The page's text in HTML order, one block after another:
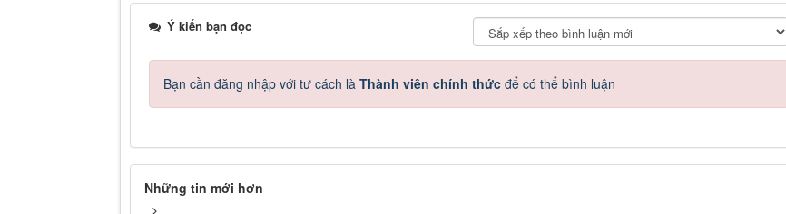
Ý kiến bạn đọc
Bạn cần đăng nhập với tư cách là Thành viên chính thức để có thể bình luận
Những tin mới hơn